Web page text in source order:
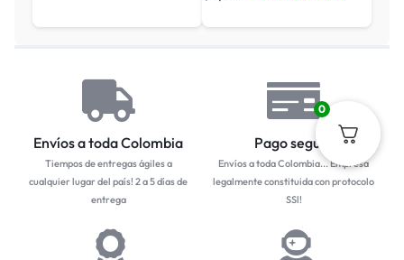
Envíos a toda Colombia
Tiempos de entregas ágiles a
cualquier lugar del país! 2 a 5 días de
entrega
Pago seguro
Envíos a toda Colombia... Empresa
legalmente constituida con protocolo
SSl!
0